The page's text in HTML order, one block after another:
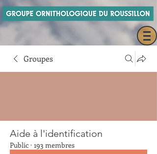
Groupes
Aide à l'identification
Public · 193 membres